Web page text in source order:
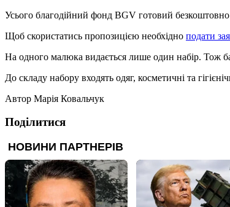
Усього благодійний фонд BGV готовий
Щоб скористатись пропозицією необхідно подати
На одного малюка видається лише один набір. Тож
До складу набору входять одяг, косметичні та
Автор Марія Ковальчук
Поділитися